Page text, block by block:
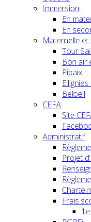
Immersion
En
En
Maternelle et
Tour
Bon air
Pipaix
Beloeil
CEFA
Site
Administratif
Projet
Charte
Frais